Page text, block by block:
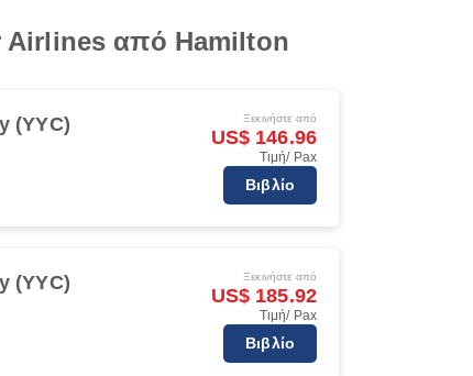
Airlines από Hamilton
(YYC) Ξεκινήστε από
US$ 146.96
Τιμή/ Pax
Βιβλίο
(YYC) Ξεκινήστε από
US$ 185.92
Τιμή/ Pax
Βιβλίο